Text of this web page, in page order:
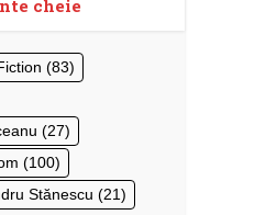
cheie
(83)
(27)
(100)
Stănescu (21)